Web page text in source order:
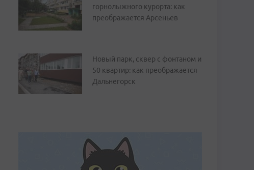
горнолыжного курорта: как
преображается Арсеньев
Новый парк, сквер с фонтаном и
50 квартир: как преображается
Дальнегорск